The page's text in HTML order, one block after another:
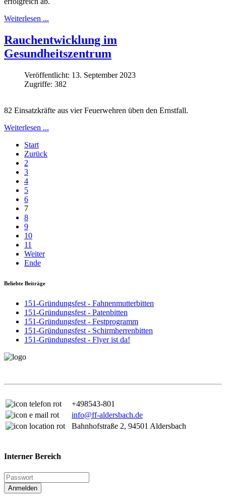
Weiterlesen ...
Rauchentwicklung im
Gesundheitszentrum
Veröffentlicht: 13. September 2023
Zugriffe: 382
82 Einsatzkräfte aus vier Feuerwehren üben den Ernstfall.
Weiterlesen ...
Start
Zurück
2
3
4
5
6
7
8
9
10
11
Weiter
Ende
Beliebte Beiträge
151-Gründungsfest - Fahnenmutterbitten
151-Gründungsfest - Patenbitten
151-Gründungsfest - Festprogramm
151-Gründungsfest - Schirmherrenbitten
151-Gründungsfest - Flyer ist da!
+498543-801
info@ff-aldersbach.de
Bahnhofstraße 2, 94501 Aldersbach
Interner Bereich
Anmelden